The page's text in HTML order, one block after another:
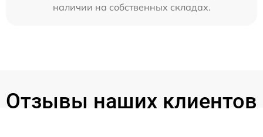
наличии на собственных складах.
Отзывы наших клиентов